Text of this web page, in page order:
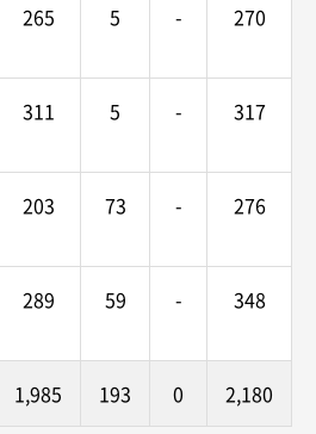
265 5 - 270
311 5 - 317
203 73 - 276
289 59 - 348
1,985 193 0 2,180